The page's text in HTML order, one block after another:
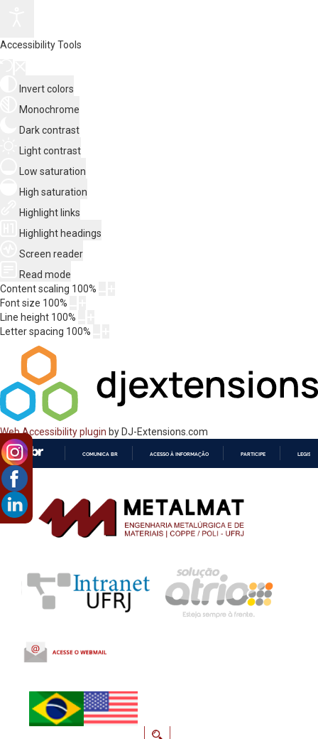
Accessibility Tools
Invert colors
Monochrome
Dark contrast
Light contrast
Low saturation
High saturation
Highlight links
Highlight headings
Screen reader
Read mode
Content scaling 100%
Font size 100%
Line height 100%
Letter spacing 100%
Web Accessibility plugin by DJ-Extensions.com
CONTEÚDO
COMUNICA BR ACESSO À INFORMAÇÃO PARTICIPE